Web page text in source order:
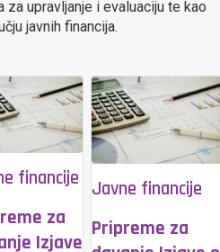
upravljanje i evaluaciju te kao
javnih financija.
financije
za
Izjave
Javne financije
Pripreme za